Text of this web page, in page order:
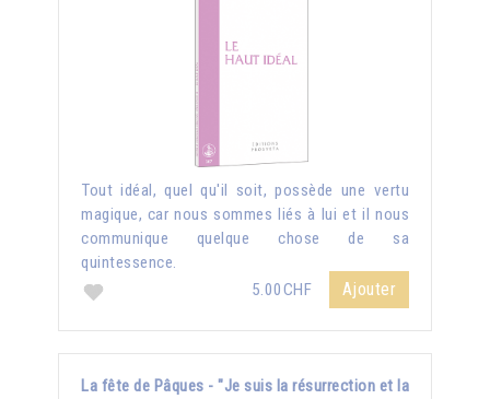
Tout idéal, quel qu'il soit, possède une vertu
magique, car nous sommes liés à lui et il nous
communique quelque chose de sa
quintessence.
5.00CHF
Ajouter
La fête de Pâques - "Je suis la résurrection et la